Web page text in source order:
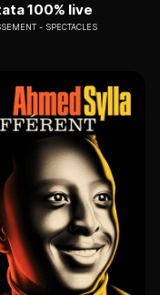
100% live
SPECTACLES